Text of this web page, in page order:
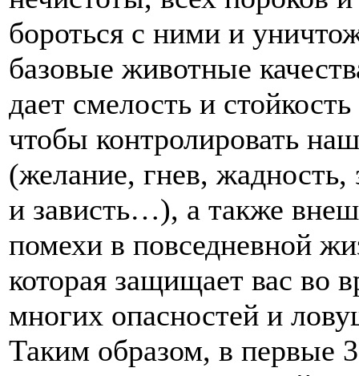
бороться с ними и
базовые животные
дает смелость и
чтобы контролировать
(желание, гнев, жадность,
и зависть…), а также
помехи в повседневной
которая защищает вас во
многих опасностей и
Таким образом, в первые